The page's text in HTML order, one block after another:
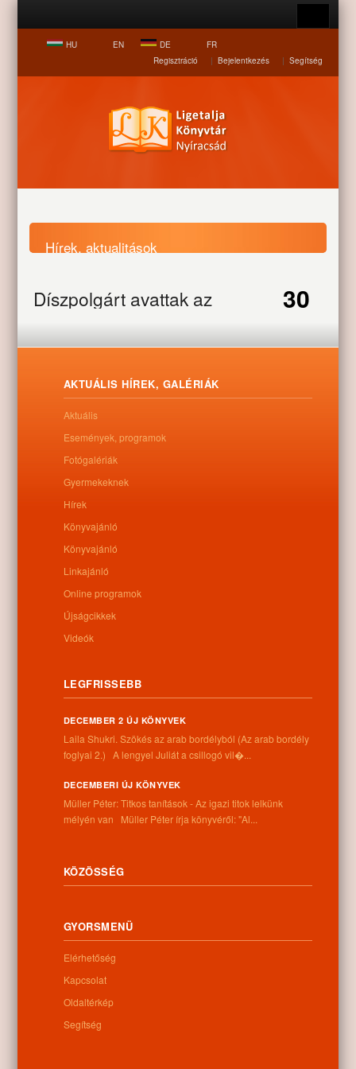
HU EN DE
FR
Regisztráció
| Bejelentkezés | Segítség
Hírek, aktualitások
Nyitólap Hírek, aktualitások
Díszpolgárt avattak az
Díszpolgárt avattak az
ünnepen
Letöltés
30
Kapcsolódó anyagok
Nem található kapcsolódó anyag
Kategóriák: Egyéb
4262 Nyíracsád, Kassai u. 4.
Telefon:
+36 52 206 031
Nyitva tartás:
Hétfő: 9:00-12:00 13:00-16:30
AKTUÁLIS HÍREK, GALÉRIÁK
Aktuális
Események, programok
Fotógalériák
Gyermekeknek
Hírek
Könyvajánló
Könyvajánló
Linkajánló
Online programok
Újságcikkek
Videók
LEGFRISSEBB
DECEMBER 2 ÚJ KÖNYVEK
Laila Shukri. Szökés ​az arab bordélyból (Az arab bordély
foglyai 2.) A lengyel Juliát a csillogó vil�...
DECEMBERI ÚJ KÖNYVEK
Müller Péter: Titkos tanítások - Az igazi titok lelkünk
mélyén van Müller Péter írja könyvéről: "Al...
KÖZÖSSÉG
GYORSMENÜ
Elérhetőség
Kapcsolat
Oldaltérkép
Segítség